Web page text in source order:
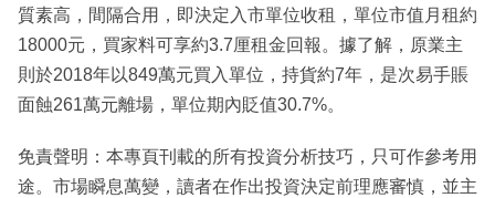
質素高，間隔合用，即決定入市單位收租，單位市值月租約
18000元，買家料可享約3.7厘租金回報。據了解，原業主
則於2018年以849萬元買入單位，持貨約7年，是次易手賬
面蝕261萬元離場，單位期內貶值30.7%。
免責聲明：本專頁刊載的所有投資分析技巧，只可作參考用
途。市場瞬息萬變，讀者在作出投資決定前理應審慎，並主